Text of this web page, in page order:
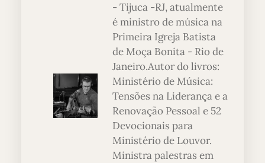
- Tijuca -RJ, atualmente
é ministro de música na
Primeira Igreja Batista
de Moça Bonita - Rio de
Janeiro.Autor do livros:
Ministério de Música:
Tensões na Liderança e a
Renovação Pessoal e 52
Devocionais para
Ministério de Louvor.
Ministra palestras em